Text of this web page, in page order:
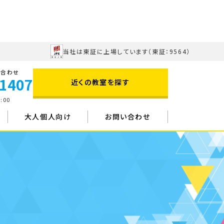
当社は東証に上場しています（東証：9564）
わせ
近くの教室を探す
大人個人向け お問い合わせ